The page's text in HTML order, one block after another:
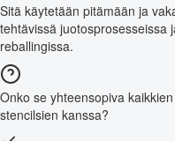
Sitä käytetään pitämään ja
tehtävissä juotosprosesseissa
reballingissa.
Onko se yhteensopiva
stencilsien kanssa?